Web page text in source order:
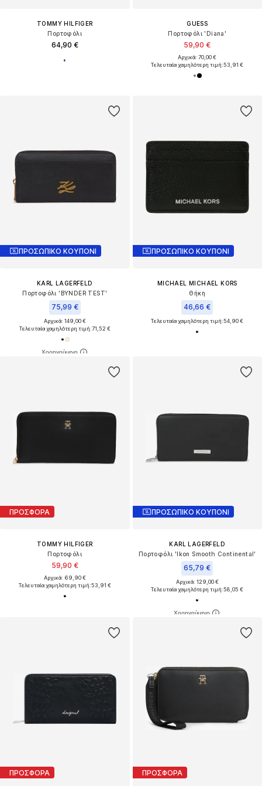
TOMMY HILFIGER
Πορτοφόλι
64,90 €
GUESS
Πορτοφόλι 'Diana'
59,90 €
Αρχικά: 70,00 €
Τελευταία χαμηλότερη τιμή:53,91 €
ΠΡΟΣΩΠΙΚΟ ΚΟΥΠΟΝΙ
KARL LAGERFELD
Πορτοφόλι 'BYNDER TEST'
75,99 €
Αρχικά: 149,00 €
Τελευταία χαμηλότερη τιμή:71,52 €
ΠΡΟΣΩΠΙΚΟ ΚΟΥΠΟΝΙ
MICHAEL MICHAEL KORS
Θήκη
46,66 €
Τελευταία χαμηλότερη τιμή:54,90 €
ΠΡΟΣΦΟΡΑ
TOMMY HILFIGER
Πορτοφόλι
59,90 €
Αρχικά: 69,90 €
Τελευταία χαμηλότερη τιμή:53,91 €
ΠΡΟΣΩΠΙΚΟ ΚΟΥΠΟΝΙ
KARL LAGERFELD
Πορτοφόλι 'Ikon Smooth Continental'
65,79 €
Αρχικά: 129,00 €
Τελευταία χαμηλότερη τιμή:58,05 €
ΠΡΟΣΦΟΡΑ ΠΡΟΣΦΟΡΑ